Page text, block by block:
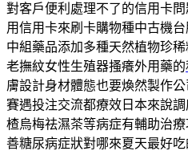
對客戶便利處理不了的信用卡問
用信用卡來刷卡購物種中古機
中組藥品添加多種天然植物珍
老撫紋女性生殖器搔癢外用藥的
膚設計身材體態也要煥然製作公
賽遇投注交流都療效日本來說
楂烏梅祛濕茶等病症有輔助治
善糖尿病症狀對哪來夏天最好